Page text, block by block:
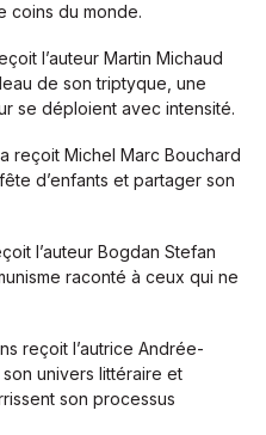
coins du monde.
l’auteur Martin Michaud
de son triptyque, une
se déploient avec intensité.
reçoit Michel Marc Bouchard
d’enfants et partager son
l’auteur Bogdan Stefan
raconté à ceux qui ne
reçoit l’autrice Andrée-
univers littéraire et
son processus